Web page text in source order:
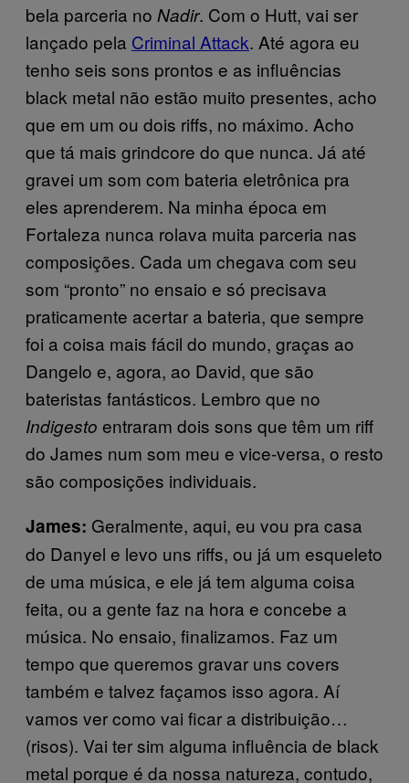
bela parceria no Nadir. Com o Hutt, vai ser
lançado pela Criminal Attack. Até agora eu
tenho seis sons prontos e as influências
black metal não estão muito presentes, acho
que em um ou dois riffs, no máximo. Acho
que tá mais grindcore do que nunca. Já até
gravei um som com bateria eletrônica pra
eles aprenderem. Na minha época em
Fortaleza nunca rolava muita parceria nas
composições. Cada um chegava com seu
som “pronto” no ensaio e só precisava
praticamente acertar a bateria, que sempre
foi a coisa mais fácil do mundo, graças ao
Dangelo e, agora, ao David, que são
bateristas fantásticos. Lembro que no
Indigesto entraram dois sons que têm um riff
do James num som meu e vice-versa, o resto
são composições individuais.
James: Geralmente, aqui, eu vou pra casa
do Danyel e levo uns riffs, ou já um esqueleto
de uma música, e ele já tem alguma coisa
feita, ou a gente faz na hora e concebe a
música. No ensaio, finalizamos. Faz um
tempo que queremos gravar uns covers
também e talvez façamos isso agora. Aí
vamos ver como vai ficar a distribuição…
(risos). Vai ter sim alguma influência de black
metal porque é da nossa natureza, contudo,